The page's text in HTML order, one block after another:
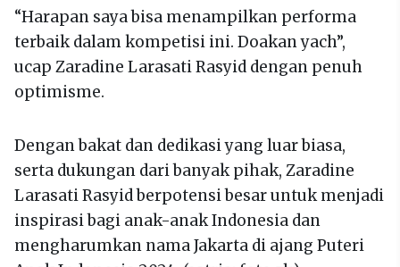
“Harapan saya bisa menampilkan performa
terbaik dalam kompetisi ini. Doakan yach”,
ucap Zaradine Larasati Rasyid dengan penuh
optimisme.
Dengan bakat dan dedikasi yang luar biasa,
serta dukungan dari banyak pihak, Zaradine
Larasati Rasyid berpotensi besar untuk menjadi
inspirasi bagi anak-anak Indonesia dan
mengharumkan nama Jakarta di ajang Puteri